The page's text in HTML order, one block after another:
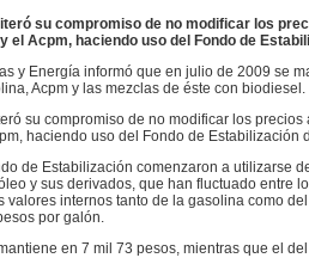
su compromiso de no modificar los
el Acpm, haciendo uso del Fondo de
y Energía informó que en julio de 2009 se
Acpm y las mezclas de éste con biodiesel.
su compromiso de no modificar los
haciendo uso del Fondo de Estabilización
de Estabilización comenzaron a utilizarse
y sus derivados, que han fluctuado entre
internos tanto de la gasolina como
por galón.
en 7 mil 73 pesos, mientras que el del